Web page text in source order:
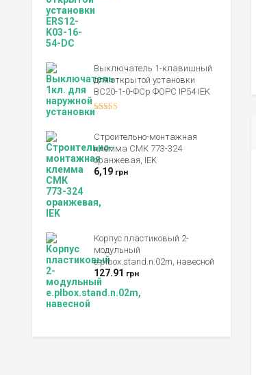
Оценка
4.00
Выключатель 1-клавишный
для открытой установки
ВС20-1-0-ФСр ФОРС IP54 IEK
Строительно-монтажная
клемма СМК 773-324
оранжевая, IEK
6,19 грн
Корпус пластиковый 2-
модульный
e.plbox.stand.n.02m, навесной
127.91 грн